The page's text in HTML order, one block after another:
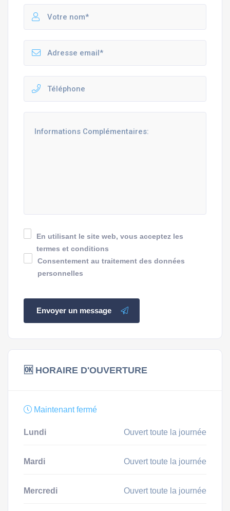
En utilisant le site web, vous acceptez les
termes et conditions
Consentement au traitement des données
personnelles
Envoyer un message
🆗 HORAIRE D'OUVERTURE
Maintenant fermé
Lundi Ouvert toute la journée
Mardi Ouvert toute la journée
Mercredi Ouvert toute la journée